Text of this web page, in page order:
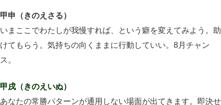
甲申（きのえさる）
いまここでわたしが我慢すれば、という癖を変えてみよう。助
けてもらう。気持ちの向くままに行動していい。8月チャン
ス。
甲戌（きのえいぬ）
あなたの常勝パターンが通用しない場面が出てきます。即決せ